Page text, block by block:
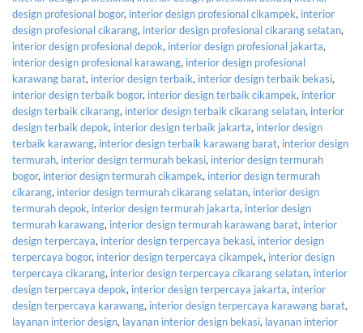
design profesional bogor, interior design profesional cikampek, interior
design profesional cikarang, interior design profesional cikarang selatan,
interior design profesional depok, interior design profesional jakarta,
interior design profesional karawang, interior design profesional
karawang barat, interior design terbaik, interior design terbaik bekasi,
interior design terbaik bogor, interior design terbaik cikampek, interior
design terbaik cikarang, interior design terbaik cikarang selatan, interior
design terbaik depok, interior design terbaik jakarta, interior design
terbaik karawang, interior design terbaik karawang barat, interior design
termurah, interior design termurah bekasi, interior design termurah
bogor, interior design termurah cikampek, interior design termurah
cikarang, interior design termurah cikarang selatan, interior design
termurah depok, interior design termurah jakarta, interior design
termurah karawang, interior design termurah karawang barat, interior
design terpercaya, interior design terpercaya bekasi, interior design
terpercaya bogor, interior design terpercaya cikampek, interior design
terpercaya cikarang, interior design terpercaya cikarang selatan, interior
design terpercaya depok, interior design terpercaya jakarta, interior
design terpercaya karawang, interior design terpercaya karawang barat,
layanan interior design, layanan interior design bekasi, layanan interior